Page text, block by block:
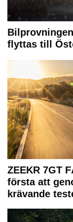
flyttas till
ZEEKR 7GT
första att
krävande